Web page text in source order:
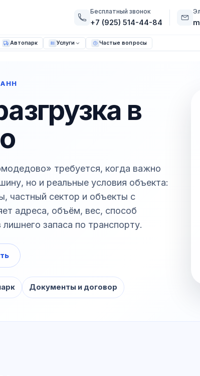
Бесплатный звонок
+7 (925) 514-44-84
Автопарк Услуги Частые вопросы
в
требуется, когда важно
но и реальные условия объекта:
частный сектор и объекты с
адреса, объём, вес, способ
запаса по транспорту.
Документы и договор